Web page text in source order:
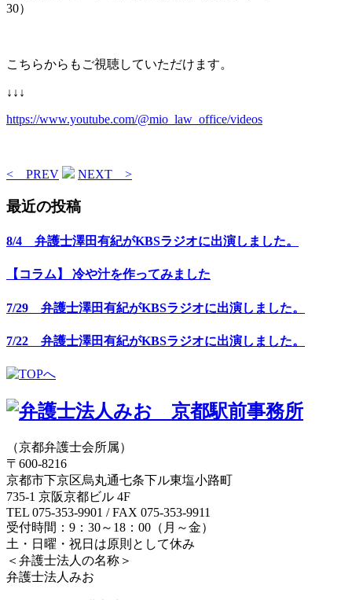
30）
こちらからもご視聴していただけます。
↓↓↓
https://www.youtube.com/@mio_law_office/videos
< PREV NEXT >
最近の投稿
8/4 弁護士澤田有紀がKBSラジオに出演しました。
【コラム】 冷や汁を作ってみました
7/29 弁護士澤田有紀がKBSラジオに出演しました。
7/22 弁護士澤田有紀がKBSラジオに出演しました。
（京都弁護士会所属）
〒600-8216
京都市下京区烏丸通七条下ル東塩小路町
735-1 京阪京都ビル 4F
TEL 075-353-9901 / FAX 075-353-9911
受付時間：9：30～18：00（月～金）
土・日曜・祝日は原則として休み
＜弁護士法人の名称＞
弁護士法人みお